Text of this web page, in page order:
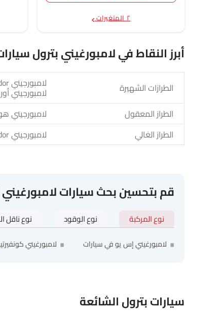
٢ المتغيرات
أبرز النقاط في لامبورغيني بترول
الطرازات الشهيرة
لامبورجيني
الطراز المعقول
لامبورجيني
الطراز الغالي
لامبورجيني Aventador
قم بتحسين بحث سيارات
نوع المركبة نوع الوقود نوع ناقل
لامبورغيني إس يو في سيارات لامبورغيني
سيارات بترول الشائعة